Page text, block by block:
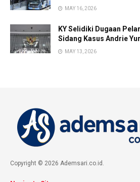
MAY 16, 2026
KY Selidiki Dugaan
Sidang Kasus Andrie
MAY 13, 2026
Copyright © 2026 Ademsari.co.id.